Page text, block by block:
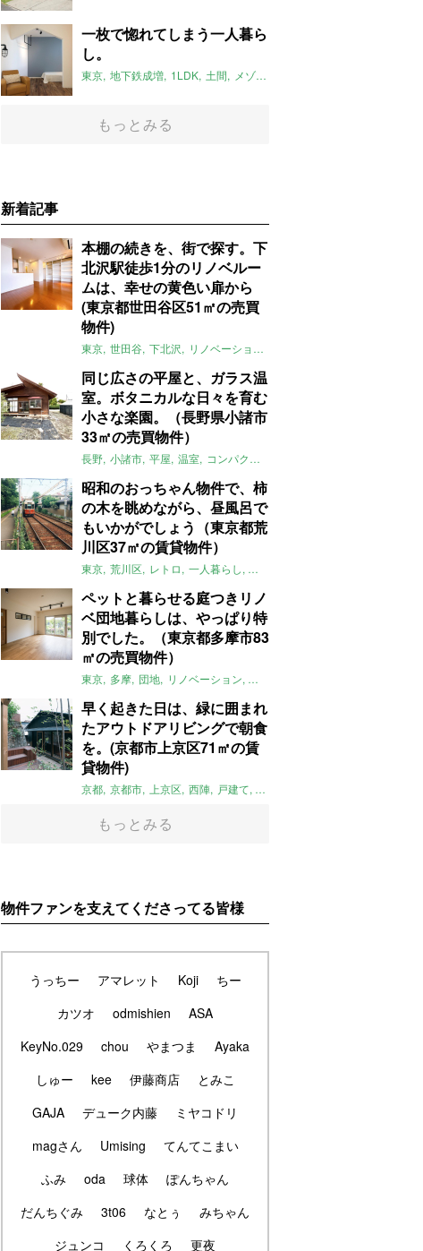
一枚で惚れてしまう一人暮ら
し。
東京 地下鉄成増 1LDK 土間 メゾネット
もっとみる
新着記事
本棚の続きを、街で探す。下
北沢駅徒歩1分のリノベルー
ムは、幸せの黄色い扉から
(東京都世田谷区51㎡の売買
物件)
東京 世田谷 下北沢 リノベーション
同じ広さの平屋と、ガラス温
室。ボタニカルな日々を育む
小さな楽園。（長野県小諸市
33㎡の売買物件）
長野 小諸市 平屋 温室 コンパクト
昭和のおっちゃん物件で、柿
の木を眺めながら、昼風呂で
もいかがでしょう（東京都荒
川区37㎡の賃貸物件）
東京 荒川区 レトロ 一人暮らし タイル
ペットと暮らせる庭つきリノ
ベ団地暮らしは、やっぱり特
別でした。（東京都多摩市83
㎡の売買物件）
東京 多摩 団地 リノベーション 庭
早く起きた日は、緑に囲まれ
たアウトドアリビングで朝食
を。(京都市上京区71㎡の賃
貸物件)
京都 京都市 上京区 西陣 戸建て 平屋
もっとみる
物件ファンを支えてくださってる皆様
うっちー アマレット Koji
ちー
カツオ
odmishien
ASA
KeyNo.029
chou やまつま
Ayaka
しゅー
kee 伊藤商店
とみこ
GAJA
デューク内藤
ミヤコドリ
magさん
Umising
てんてこまい
ふみ
oda 球体
ぽんちゃん
だんちぐみ
3t06 なとぅ
みちゃん
ジュンコ
くろくろ 更夜